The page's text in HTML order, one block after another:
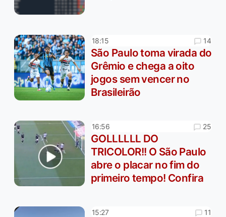
18:15 14
São Paulo toma virada do
Grêmio e chega a oito
jogos sem vencer no
Brasileirão
16:56 25
GOLLLLLL DO
TRICOLOR!! O São Paulo
abre o placar no fim do
primeiro tempo! Confira
15:27 11